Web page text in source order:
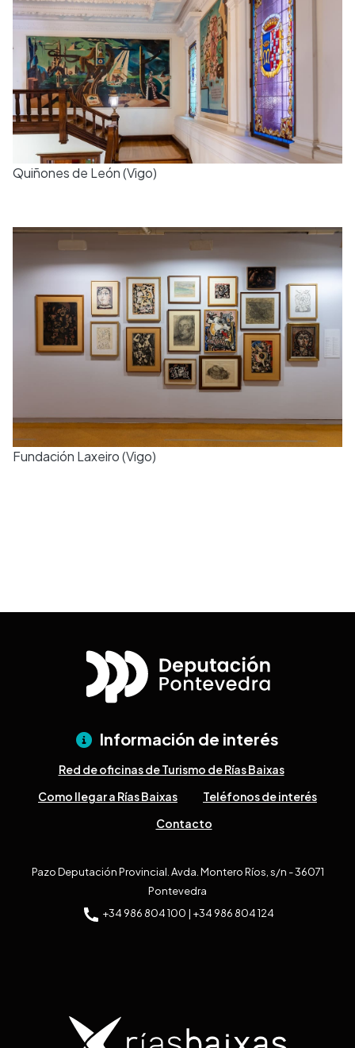
Quiñones de León (Vigo)
Fundación Laxeiro (Vigo)
Información de interés
Red de oficinas de Turismo de Rías Baixas
Como llegar a Rías Baixas
Teléfonos de interés
Contacto
Pazo Deputación Provincial. Avda. Montero Ríos, s/n - 36071
Pontevedra
+34 986 804 100 | +34 986 804 124